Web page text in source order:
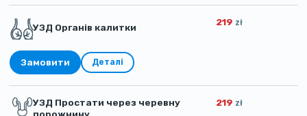
УЗД Органів калитки 219 zł
Замовити Деталі
УЗД Простати через черевну
порожнину
219 zł